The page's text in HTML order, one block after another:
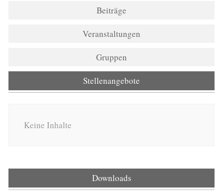
Beiträge
Veranstaltungen
Gruppen
Stellenangebote
Keine Inhalte
Downloads